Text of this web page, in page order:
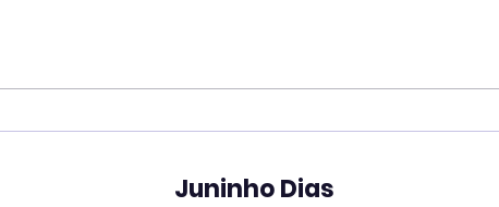
propõe programa que
tecnologiaJuninho Dias